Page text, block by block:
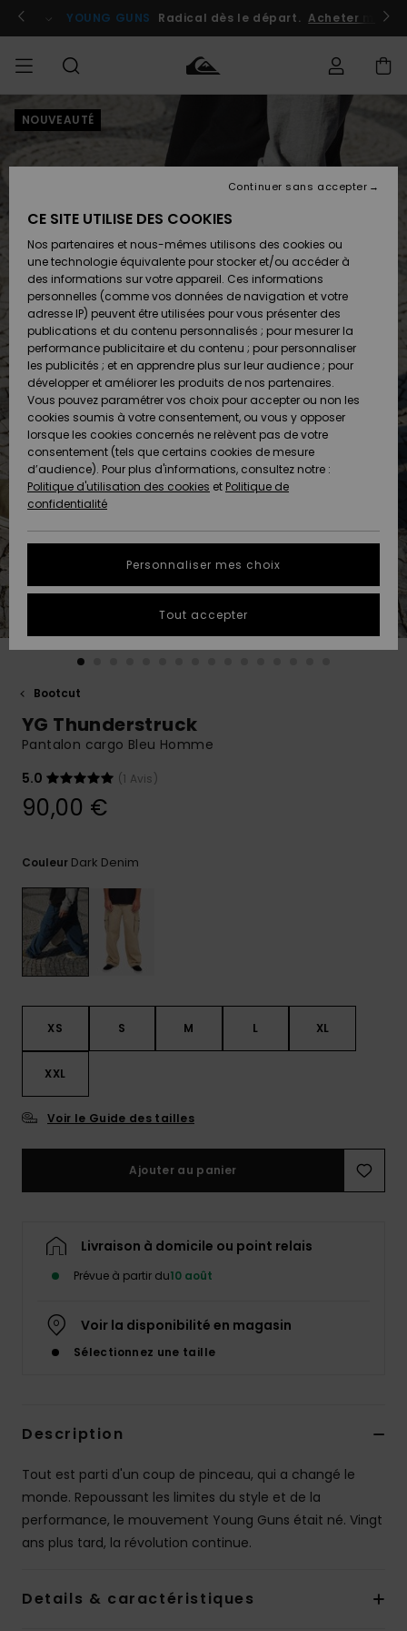
l'information
le
Se connecter / s'inscrire
YOUNG GUNS Radical dès le départ. Acheter
HOMME Vêtements
Chaussures
& Tongs
Surf
Snow
Nouveautés
A
Découvrir
Vêtements
Chaussures
& Tongs
Surf
Snow
Nouveautés
A
Découvrir
FEMME
A
Découvrir
Snow
SURF
Shop
Homme
Surf
Shop
Enfant
Highlights
Communauté
SNOW
Shop
Homme
Snow
Shop
Enfant
Snow
Shop
Femme
A
Découvrir
Communauté
OUTLET
Outlet
Homme
Enfant
Outlet
Femme
AIDE &
CONTACT
Accéder à
commande
Retours
Paiement
Carte
Cadeau
Quiksilver
Freedom
Protection
des
tailles
plus rapide
à votre
Démarrer
réponses
aux
questions
et notre
formulaire
contact.
Consulter
la FAQ
MAGASINS
QUIKSILVER
NOUVEAUTÉ
Bootcut
YG Thunderstruck
Pantalon cargo Bleu Homme
5.0
(1 Avis)
90,00 €
Couleur Dark Denim
XS S M L XL
XXL
Voir le Guide des tailles
Ajouter au panier
Livraison à domicile ou point relais
Prévue à partir du10 août
Voir la disponibilité en magasin
Sélectionnez une taille
Description
Tout est parti d'un coup de pinceau, qui a changé le
monde. Repoussant les limites du style et de la
performance, le mouvement Young Guns était né. Vingt
ans plus tard, la révolution continue.
Details & caractéristiques
CE SITE UTILISE DES COOKIES
Nos partenaires et nous-mêmes utilisons des cookies ou
une technologie équivalente pour stocker et/ou accéder à
des informations sur votre appareil. Ces informations
personnelles (comme vos données de navigation et votre
adresse IP) peuvent être utilisées pour vous présenter des
publications et du contenu personnalisés ; pour mesurer la
performance publicitaire et du contenu ; pour personnaliser
les publicités ; et en apprendre plus sur leur audience ; pour
développer et améliorer les produits de nos partenaires.
Vous pouvez paramétrer vos choix pour accepter ou non les
cookies soumis à votre consentement, ou vous y opposer
lorsque les cookies concernés ne relèvent pas de votre
consentement (tels que certains cookies de mesure
d’audience). Pour plus d'informations, consultez notre :
Politique d'utilisation des cookies et Politique de
confidentialité
Personnaliser mes choix
Continuer sans accepter
Tout accepter